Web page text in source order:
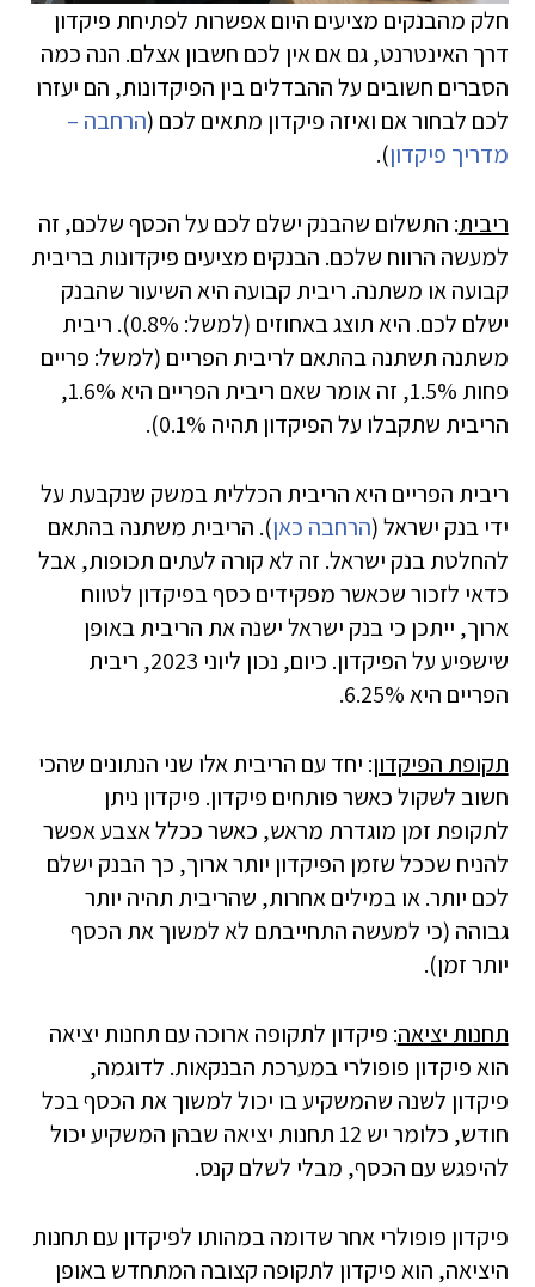
חלק מהבנקים מציעים היום אפשרות לפתיחת פיקדון
דרך האינטרנט, גם אם אין לכם חשבון אצלם. הנה כמה
הסברים חשובים על ההבדלים בין הפיקדונות, הם יעזרו
לכם לבחור אם ואיזה פיקדון מתאים לכם (הרחבה –
מדריך פיקדון).
ריבית: התשלום שהבנק ישלם לכם על הכסף שלכם, זה
למעשה הרווח שלכם. הבנקים מציעים פיקדונות בריבית
קבועה או משתנה. ריבית קבועה היא השיעור שהבנק
ישלם לכם. היא תוצג באחוזים (למשל: 0.8%). ריבית
משתנה תשתנה בהתאם לריבית הפריים (למשל: פריים
פחות 1.5%, זה אומר שאם ריבית הפריים היא 1.6%,
הריבית שתקבלו על הפיקדון תהיה 0.1%).
ריבית הפריים היא הריבית הכללית במשק שנקבעת על
ידי בנק ישראל (הרחבה כאן). הריבית משתנה בהתאם
להחלטת בנק ישראל. זה לא קורה לעתים תכופות, אבל
כדאי לזכור שכאשר מפקידים כסף בפיקדון לטווח
ארוך, ייתכן כי בנק ישראל ישנה את הריבית באופן
שישפיע על הפיקדון. כיום, נכון ליוני 2023, ריבית
הפריים היא 6.25%.
תקופת הפיקדון: יחד עם הריבית אלו שני הנתונים שהכי
חשוב לשקול כאשר פותחים פיקדון. פיקדון ניתן
לתקופת זמן מוגדרת מראש, כאשר ככלל אצבע אפשר
להניח שככל שזמן הפיקדון יותר ארוך, כך הבנק ישלם
לכם יותר. או במילים אחרות, שהריבית תהיה יותר
גבוהה (כי למעשה התחייבתם לא למשוך את הכסף
יותר זמן).
תחנות יציאה: פיקדון לתקופה ארוכה עם תחנות יציאה
הוא פיקדון פופולרי במערכת הבנקאות. לדוגמה,
פיקדון לשנה שהמשקיע בו יכול למשוך את הכסף בכל
חודש, כלומר יש 12 תחנות יציאה שבהן המשקיע יכול
להיפגש עם הכסף, מבלי לשלם קנס.
פיקדון פופולרי אחר שדומה במהותו לפיקדון עם תחנות
היציאה, הוא פיקדון לתקופה קצובה המתחדש באופן